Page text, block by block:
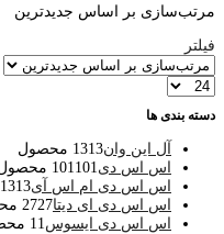
مرتب‌سازی بر اساس جدیدترین
فیلتر
دسته بندی ها
آل این وان 1313 محصول
اس اس دی
101 101 محصول
اس اس دی ام اس آی
1313 محصول
اس اس دی ای دیتا
2727 محصول
اس اس دی ایسوس
1 1 محصولات